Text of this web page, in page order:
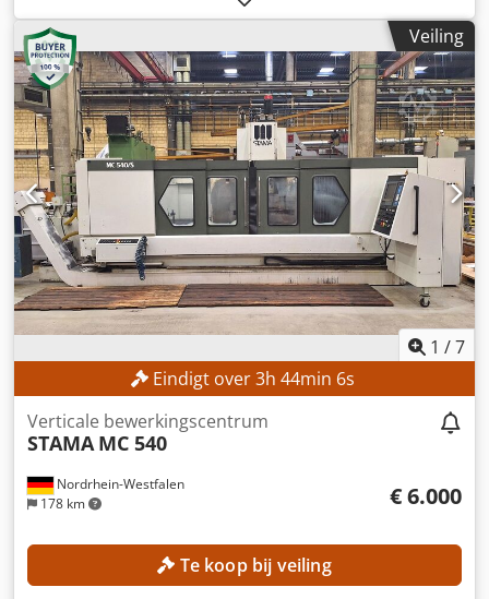
draaidoorsnede:32 mm, totaalgewicht:2.580 kg,
Uitrusting:
, TECHNISCHE
GEGEVENS Chedpfx Ahjzlqdzj Sja Draaibereik: 320 mm
Draaidiameter: 32 mm MACHINEGEGEVENS Totaalgewicht:
2.850 kg UITRUSTING Citizen C32-VIII (bouwjaar 2007) LNS
Express 332 staafvoorlader Spanentransporteur
Onderdelentransportband
Veiling
1 /7
Eindigt over3h 44min 3s
Nordrhein-Westfalen
178 km
Verticale bewerkingscentrum
STAMA MC 540
€ 6.000
Te koop bij veiling